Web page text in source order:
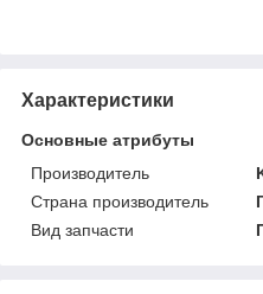
Характеристики
Основные атрибуты
Производитель
Страна производитель
Вид запчасти